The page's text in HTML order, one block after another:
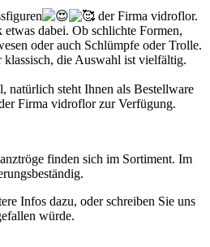
der Firma vidroflor.
dabei. Ob schlichte Formen,
oder auch Schlümpfe oder Trolle.
die Auswahl ist vielfältig.
natürlich steht Ihnen als Bestellware
Firma vidroflor zur Verfügung.
finden sich im Sortiment. Im
Infos dazu, oder schreiben Sie uns
würde.